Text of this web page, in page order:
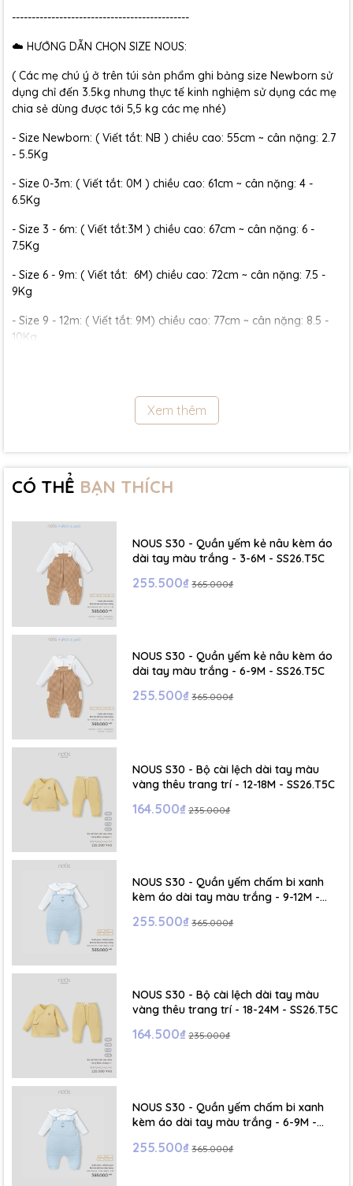
---------------------------------------------
☁️ HƯỚNG DẪN CHỌN SIZE NOUS:
( Các mẹ chú ý ở trên túi sản phẩm ghi bảng size Newborn sử
dụng chỉ đến 3.5kg nhưng thực tế kinh nghiệm sử dụng các mẹ
chia sẻ dùng được tới 5,5 kg các mẹ nhé)
- Size Newborn: ( Viết tắt: NB ) chiều cao: 55cm ~ cân nặng: 2.7
- 5.5Kg
- Size 0-3m: ( Viết tắt: 0M ) chiều cao: 61cm ~ cân nặng: 4 -
6.5Kg
- Size 3 - 6m: ( Viết tắt:3M ) chiều cao: 67cm ~ cân nặng: 6 -
7.5Kg
- Size 6 - 9m: ( Viết tắt: 6M) chiều cao: 72cm ~ cân nặng: 7.5 -
9Kg
- Size 9 - 12m: ( Viết tắt: 9M) chiều cao: 77cm ~ cân nặng: 8.5 -
10Kg
- Size 18 - 24m:( Viết tắt: 18M) chiều cao: 86cm ~ cân nặng: 11.5 -
15Kg
17Kg
- Size 4 - 5Y: ( Viết tắt: 4Y) chiều cao: 107 - 114cm ~ cân nặng: 17
- Size 5 - 6Y: ( Viết tắt: 5Y) chiều cao: 114 - 122cm ~ cân nặng: 19
☁️ Bảng Size Mũ, Giày và Phụ kiện :
- NB : Dưới 6 kg
- Size S: 0-6 tháng
- Size M : 6-12 tháng
- Size L : 12-24 tháng
- Size XL :2- 6 tuổi
Xem thêm
CÓ THỂ BẠN THÍCH
NOUS S30 - Quần yếm kẻ nâu kèm áo
dài tay màu trắng - 3-6M - SS26.T5C
255.500₫ 365.000₫
NOUS S30 - Quần yếm kẻ nâu kèm áo
dài tay màu trắng - 6-9M - SS26.T5C
255.500₫ 365.000₫
NOUS S30 - Bộ cài lệch dài tay màu
vàng thêu trang trí - 12-18M - SS26.T5C
164.500₫ 235.000₫
NOUS S30 - Quần yếm chấm bi xanh
kèm áo dài tay màu trắng - 9-12M -
255.500₫ 365.000₫
NOUS S30 - Bộ cài lệch dài tay màu
vàng thêu trang trí - 18-24M - SS26.T5C
164.500₫ 235.000₫
NOUS S30 - Quần yếm chấm bi xanh
kèm áo dài tay màu trắng - 6-9M -
255.500₫ 365.000₫